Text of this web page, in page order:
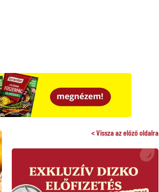
< Vissza az előző oldalra